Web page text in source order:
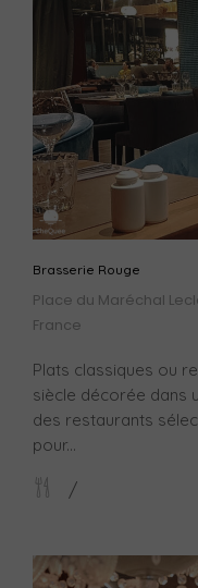
Brasserie Rouge
Place du Maréchal
France
Plats classiques ou
siècle décorée dans
des restaurants
pour...